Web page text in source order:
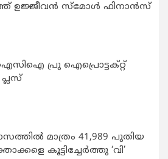
ഉജ്ജീവൻ സ്മോൾ ഫിനാൻസ്
പ്രു ഐപ്രൊട്ടക്റ്റ്
പ്ലസ്
മാത്രം 41,989 പുതിയ
കൂട്ടിച്ചേർത്തു ‘വി’